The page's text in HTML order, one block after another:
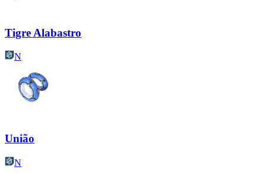
Tigre Alabastro
N
União
N